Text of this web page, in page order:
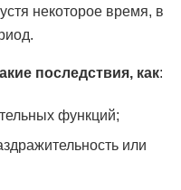
некоторое время, в
последствия, как:
функций;
или